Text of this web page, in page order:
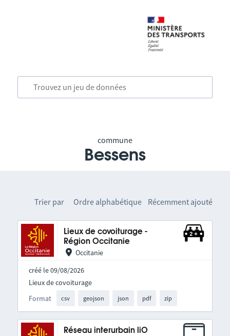
commune
Bessens
Trier par Ordre alphabétique Récemment ajouté
Lieux de covoiturage -
Région Occitanie
Occitanie
créé le 09/08/2026
Format csv geojson json pdf zip
Lieux de covoiturage
Réseau interurbain liO